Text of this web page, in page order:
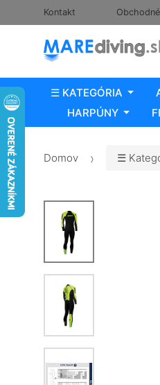
Kontakt
☰ KATEGÓRIA
HARPÚNY
Domov ☰